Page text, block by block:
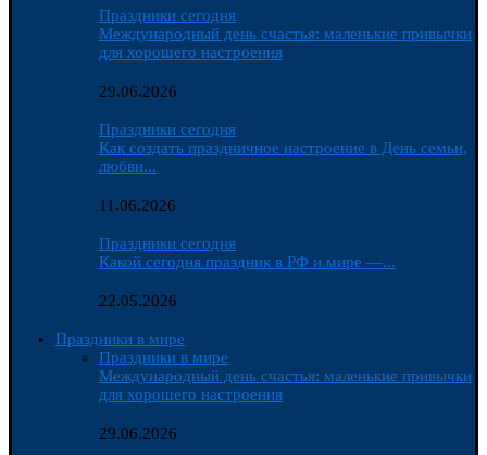
Праздники сегодня
Международный день счастья: маленькие привычки
для хорошего настроения
29.06.2026
Праздники сегодня
Как создать праздничное настроение в День семьи,
любви...
11.06.2026
Праздники сегодня
Какой сегодня праздник в РФ и мире —...
22.05.2026
Праздники в мире
Праздники в мире
Международный день счастья: маленькие привычки
для хорошего настроения
29.06.2026